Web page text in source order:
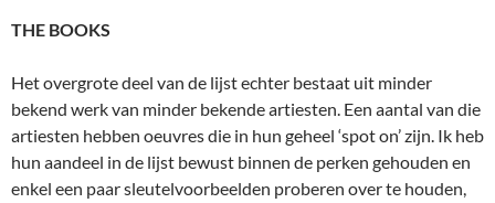
THE BOOKS
Het overgrote deel van de lijst echter bestaat uit minder
bekend werk van minder bekende artiesten. Een aantal van die
artiesten hebben oeuvres die in hun geheel ‘spot on’ zijn. Ik heb
hun aandeel in de lijst bewust binnen de perken gehouden en
enkel een paar sleutelvoorbeelden proberen over te houden,